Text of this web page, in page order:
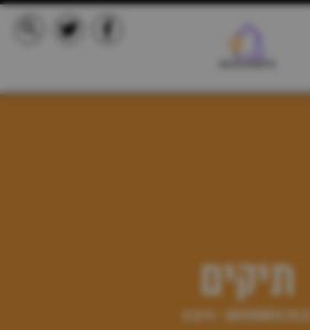
תיקים
quickinfo.co.il